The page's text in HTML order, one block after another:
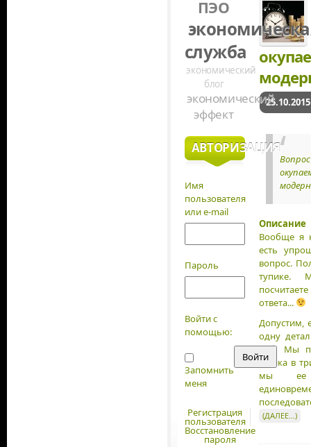
25.10.2015
Описание
Вообще я
есть
вопрос.
тупике.
ответа...
Допустим,
одну
руб. Мы
станка в
мы ее
(ДАЛЕЕ…)
ПЭО
служба
экономический
блог
экономический
эффект
АВТОРИЗАЦИЯ
Имя
пользователя
или e-mail
Пароль
Войти с
помощью:
Запомнить
меня
Регистрация
пользователя
Восстановление
пароля